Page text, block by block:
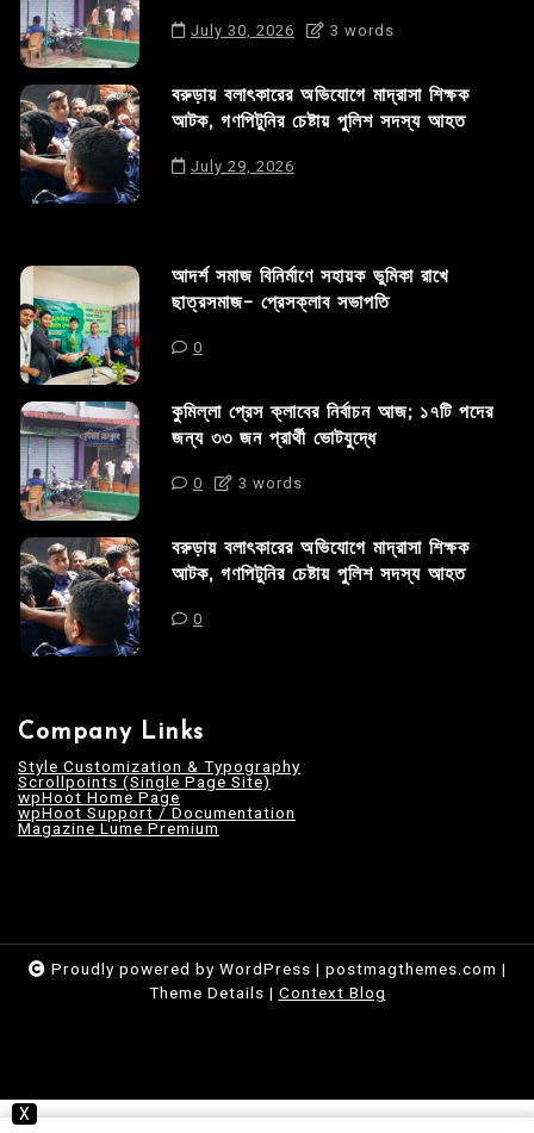
July 30, 2026 3 words
বরুড়ায় বলাৎকারের অভিযোগে মাদ্রাসা শিক্ষক
আটক, গণপিটুনির চেষ্টায় পুলিশ সদস্য আহত
July 29, 2026
আদর্শ সমাজ বিনির্মাণে সহায়ক ভুমিকা রাখে
ছাত্রসমাজ- প্রেসক্লাব সভাপতি
0
কুমিল্লা প্রেস ক্লাবের নির্বাচন আজ; ১৭টি পদের
জন্য ৩৩ জন প্রার্থী ভোটযুদ্ধে
0 3 words
বরুড়ায় বলাৎকারের অভিযোগে মাদ্রাসা শিক্ষক
আটক, গণপিটুনির চেষ্টায় পুলিশ সদস্য আহত
0
Company Links
Style Customization & Typography
Scrollpoints (Single Page Site)
wpHoot Home Page
wpHoot Support / Documentation
Magazine Lume Premium
Proudly powered by WordPress | postmagthemes.com |
Theme Details | Context Blog
X